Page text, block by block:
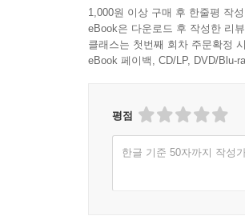
소프트웨어·시스템 아키텍
이 책은 “양자 컴퓨팅 투자
도구가 될 것이다.
양자 컴퓨팅은 아직 끝나
1,000원 이상 구매 후 한줄평 작성
eBook은 다운로드 후 작성한 리
클래스는 첫번째 회차 주문확정
eBook 페이백, CD/LP, DVD/Blu-
평점
한글 기준 50자까지 작성